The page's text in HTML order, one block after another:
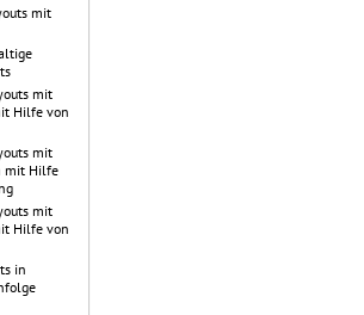
mit
mit
Hilfe von
mit
mit Hilfe
mit
Hilfe von
in